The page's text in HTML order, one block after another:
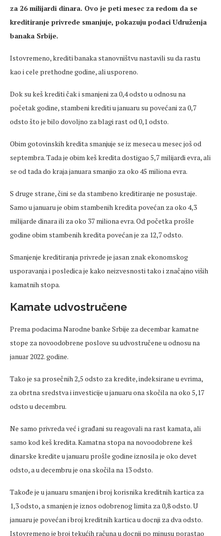
za 26 milijardi dinara. Ovo je peti mesec za redom da se
kreditiranje privrede smanjuje, pokazuju podaci Udruženja
banaka Srbije.
Istovremeno, krediti banaka stanovništvu nastavili su da rastu
kao i cele prethodne godine, ali usporeno.
Dok su keš krediti čak i smanjeni za 0,4 odsto u odnosu na
početak godine, stambeni krediti u januaru su povećani za 0,7
odsto što je bilo dovoljno za blagi rast od 0,1 odsto.
Obim gotovinskih kredita smanjuje se iz meseca u mesec još od
septembra. Tada je obim keš kredita dostigao 5,7 milijardi evra, ali
se od tada do kraja januara smanjio za oko 45 miliona evra.
S druge strane, čini se da stambeno kreditiranje ne posustaje.
Samo u januaru je obim stambenih kredita povećan za oko 4,3
milijarde dinara ili za oko 37 miliona evra. Od početka prošle
godine obim stambenih kredita povećan je za 12,7 odsto.
Smanjenje kreditiranja privrede je jasan znak ekonomskog
usporavanja i posledica je kako neizvesnosti tako i značajno viših
kamatnih stopa.
Kamate udvostručene
Prema podacima Narodne banke Srbije za decembar kamatne
stope za novoodobrene poslove su udvostručene u odnosu na
januar 2022. godine.
Tako je sa prosečnih 2,5 odsto za kredite, indeksirane u evrima,
za obrtna sredstva i investicije u januaru ona skočila na oko 5,17
odsto u decembru.
Ne samo privreda već i građani su reagovali na rast kamata, ali
samo kod keš kredita. Kamatna stopa na novoodobrene keš
dinarske kredite u januaru prošle godine iznosila je oko devet
odsto, a u decembru je ona skočila na 13 odsto.
Takođe je u januaru smanjen i broj korisnika kreditnih kartica za
1,3 odsto, a smanjen je iznos odobrenog limita za 0,8 odsto. U
januaru je povećan i broj kreditnih kartica u docnji za dva odsto.
Istovremeno je broj tekućih računa u docnji po minusu porastao